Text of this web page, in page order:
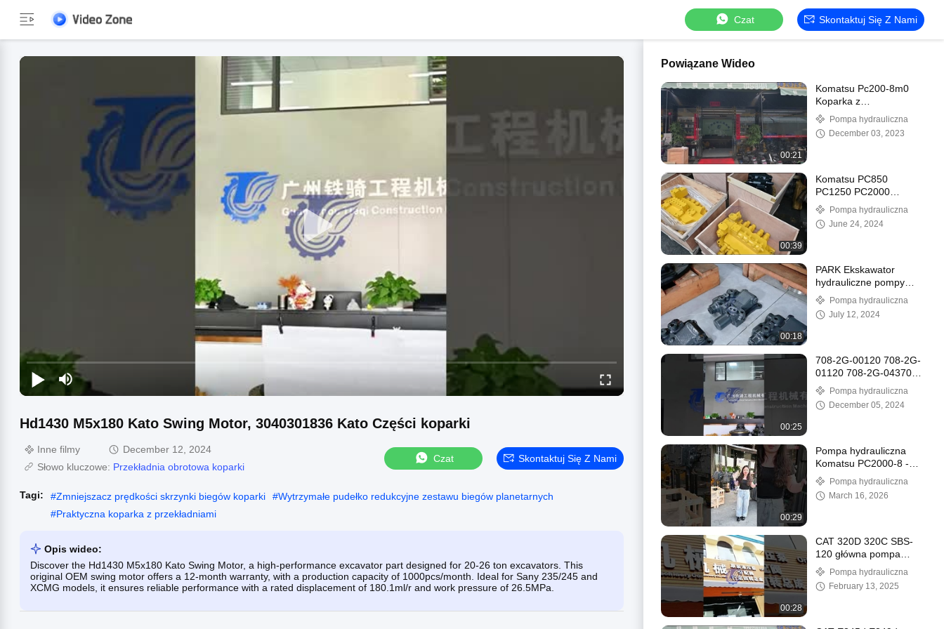
Czat Skontaktuj Się Z Nami
Hd1430 M5x180 Kato Swing Motor, 3040301836 Kato Części koparki
Inne filmy
December 12, 2024
Słowo kluczowe: Przekładnia obrotowa koparki
Czat Skontaktuj Się Z Nami
Tagi: #Zmniejszacz prędkości skrzynki biegów koparki #Wytrzymałe pudełko redukcyjne zestawu biegów planetarnych
#Praktyczna koparka z przekładniami
Opis wideo:
Discover the Hd1430 M5x180 Kato Swing Motor, a high-performance excavator part designed for 20-26 ton excavators. This
original OEM swing motor offers a 12-month warranty, with a production capacity of 1000pcs/month. Ideal for Sany 235/245 and
XCMG models, it ensures reliable performance with a rated displacement of 180.1ml/r and work pressure of 26.5MPa.
Powiązane Wideo
00:21
Komatsu Pc200-8m0
Koparka z
przekładniami 706-7g-
01140 706-7g-01170
706-7g-71141
Pompa hydrauliczna
December 03, 2023
00:39
Komatsu PC850
PC1250 PC2000
PC3000 pompa
hydrauliczna zestaw
naprawczy do maszyn
Pompa hydrauliczna
June 24, 2024
00:18
PARK Ekskawator
hydrauliczne pompy
części naprawa zestaw
trwały dla F12-250
Pompa hydrauliczna
July 12, 2024
00:25
708-2G-00120 708-2G-
01120 708-2G-04370
Hydrauliczna pompa
główną dla Komatsu
WD600-6 WA600-6R
Pompa hydrauliczna
December 05, 2024
00:29
Pompa hydrauliczna
Komatsu PC2000-8 -
708-2K-00123
(ORYGINALNA NOWA)
#hydraulicpump
Pompa hydrauliczna
March 16, 2026
00:28
CAT 320D 320C SBS-
120 główna pompa
hydrauliczna 1733381
Pompa hydrauliczna
February 13, 2025